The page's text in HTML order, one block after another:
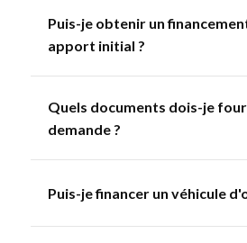
Puis-je obtenir un
apport initial ?
Quels documents dois-je
demande ?
Puis-je financer un véhicule